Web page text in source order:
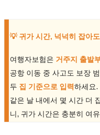
💡 귀가 시간, 넉넉히 잡아
여행자보험은 거주지 출발
공항 이동 중 사고도 보장
두 집 기준으로 입력하세요.
같은 날 내에서 몇 시간 더
니, 귀가 시간은 충분히 여